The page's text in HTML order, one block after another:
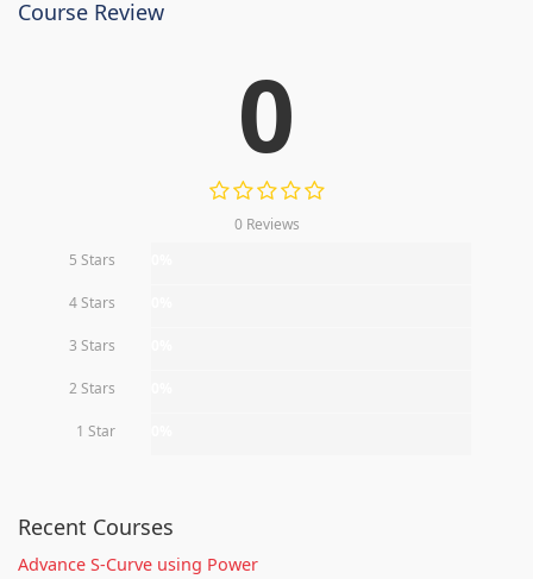
Course Review
0
0 Reviews
5 Stars
4 Stars
3 Stars
2 Stars
1 Star
Recent Courses
Advance S-Curve using Power